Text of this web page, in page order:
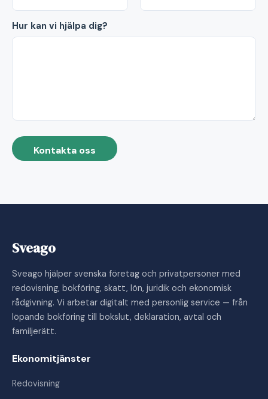
Hur kan vi hjälpa dig?
Kontakta oss
Sveago
Sveago hjälper svenska företag och privatpersoner med
redovisning, bokföring, skatt, lön, juridik och ekonomisk
rådgivning. Vi arbetar digitalt med personlig service — från
löpande bokföring till bokslut, deklaration, avtal och
familjerätt.
Ekonomitjänster
Redovisning